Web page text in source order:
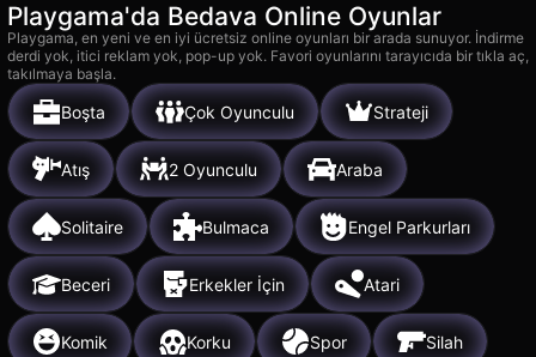
Playgama'da Bedava Online Oyunlar
Playgama, en yeni ve en iyi ücretsiz online oyunları bir arada sunuyor. İndirme
derdi yok, itici reklam yok, pop-up yok. Favori oyunlarını tarayıcıda bir tıkla aç,
takılmaya başla.
Boşta Çok Oyunculu Strateji
Atış 2 Oyunculu Araba
Solitaire Bulmaca Engel Parkurları
Beceri Erkekler İçin Atari
Komik Korku Spor Silah